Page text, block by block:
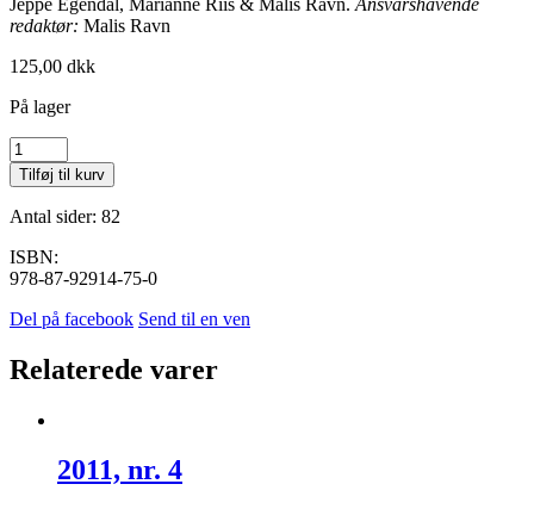
redaktør: Malis Ravn
125,00 dkk
På lager
2023,
nr.
1
antal
Tilføj til kurv
Antal sider: 82
ISBN:
978-87-92914-75-0
Del på facebook Send til en ven
Relaterede varer
2011, nr. 4